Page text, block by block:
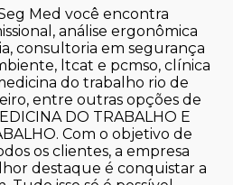
Med você encontra
análise ergonômica
consultoria em segurança
ltcat e pcmso, clínica
do trabalho rio de
entre outras opções de
DO TRABALHO E
Com o objetivo de
os clientes, a empresa
destaque é conquistar a